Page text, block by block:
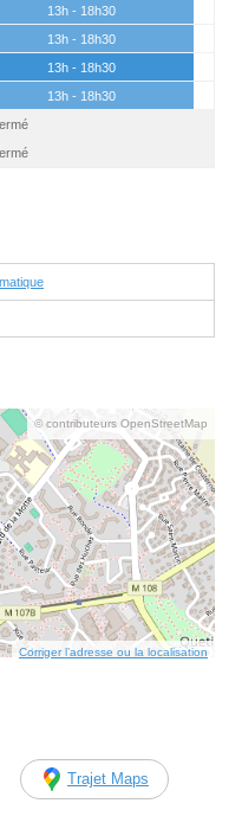
13h - 18h30
13h - 18h30
13h - 18h30
13h - 18h30
© contributeurs OpenStreetMap
Corriger l’adresse ou la localisation
Trajet Maps